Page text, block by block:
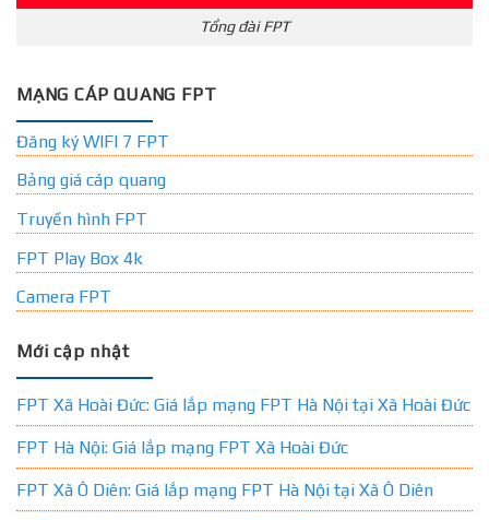
Tổng đài FPT
MẠNG CÁP QUANG FPT
Đăng ký WIFI 7 FPT
Bảng giá cáp quang
Truyền hình FPT
FPT Play Box 4k
Camera FPT
Mới cập nhật
FPT Xã Hoài Đức: Giá lắp mạng FPT Hà Nội tại Xã Hoài Đức
FPT Hà Nội: Giá lắp mạng FPT Xã Hoài Đức
FPT Xã Ô Diên: Giá lắp mạng FPT Hà Nội tại Xã Ô Diên